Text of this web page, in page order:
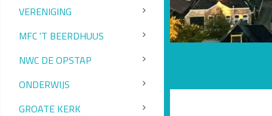
VERENIGING
MFC 'T BEERDHUUS
NWC DE OPSTAP
ONDERWIJS
GROATE KERK